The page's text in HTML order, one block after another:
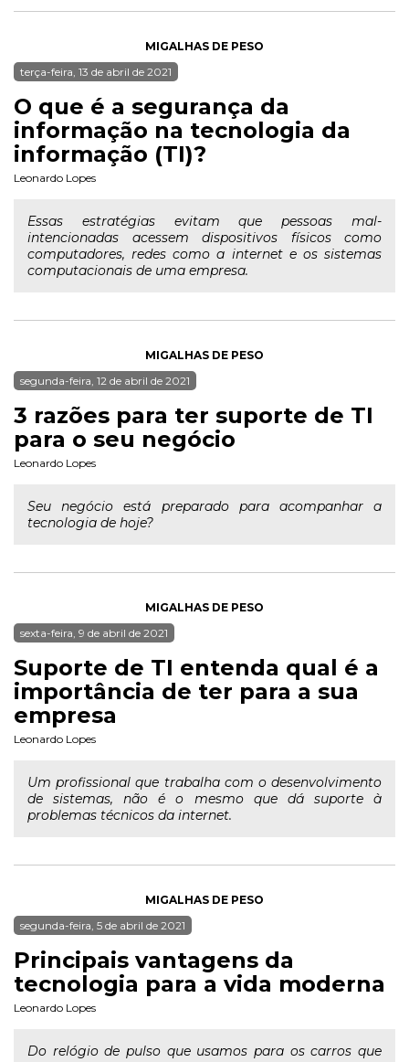
MIGALHAS DE PESO
terça-feira, 13 de abril de 2021
O que é a segurança da
informação na tecnologia da
informação (TI)?
Leonardo Lopes
Essas estratégias evitam que pessoas mal-
intencionadas acessem dispositivos físicos como
computadores, redes como a internet e os sistemas
computacionais de uma empresa.
MIGALHAS DE PESO
segunda-feira, 12 de abril de 2021
3 razões para ter suporte de TI
para o seu negócio
Leonardo Lopes
Seu negócio está preparado para acompanhar a
tecnologia de hoje?
MIGALHAS DE PESO
sexta-feira, 9 de abril de 2021
Suporte de TI entenda qual é a
importância de ter para a sua
empresa
Leonardo Lopes
Um profissional que trabalha com o desenvolvimento
de sistemas, não é o mesmo que dá suporte à
problemas técnicos da internet.
MIGALHAS DE PESO
segunda-feira, 5 de abril de 2021
Principais vantagens da
tecnologia para a vida moderna
Leonardo Lopes
Do relógio de pulso que usamos para os carros que